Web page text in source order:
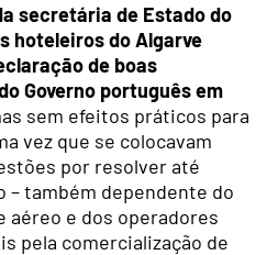
secretária de Estado do
hoteleiros do Algarve
de boas
Governo português em
sem efeitos práticos para
vez que se colocavam
por resolver até
– também dependente do
e dos operadores
pela comercialização de